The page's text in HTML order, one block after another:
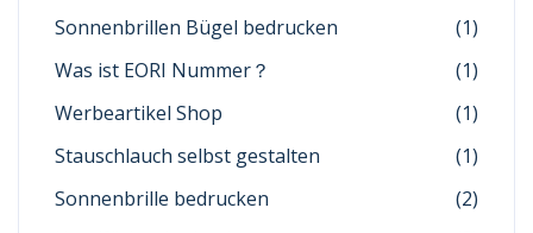
Sonnenbrillen Bügel bedrucken
(1)
Was ist EORI Nummer？
(1)
Werbeartikel Shop
(1)
Stauschlauch selbst gestalten
(1)
Sonnenbrille bedrucken
(2)